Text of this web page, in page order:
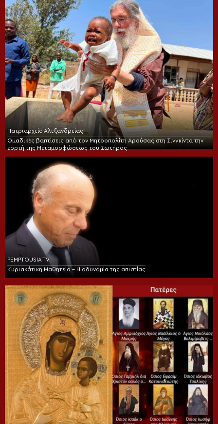
Πατριαρχείο Αλεξανδρείας
Ομαδικές βαπτίσεις από τον Μητροπολίτη Αρούσας στη Σινγκίντα την
εορτή της Μεταμορφώσεως του Σωτήρος
PEMPTOUSIA TV
Κυριακάτικη Μαθητεία – Η αδυναμία της απιστίας